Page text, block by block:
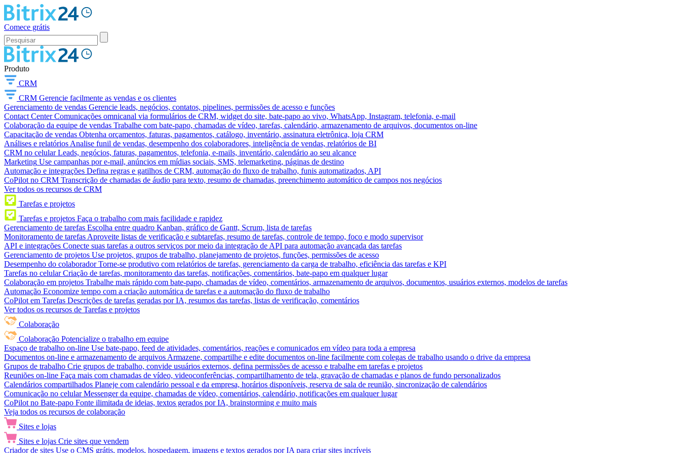
Comece grátis
Produto
CRM
CRM Gerencie facilmente as vendas e os clientes
Gerenciamento de vendas Gerencie leads, negócios, contatos, pipelines, permissões de acesso e funções
Contact Center Comunicações omnicanal via formulários de CRM, widget do site, bate-papo ao vivo, WhatsApp, Instagram, telefonia, e-mail
Colaboração da equipe de vendas Trabalhe com bate-papo, chamadas de vídeo, tarefas, calendário, armazenamento de arquivos, documentos on-line
Capacitação de vendas Obtenha orçamentos, faturas, pagamentos, catálogo, inventário, assinatura eletrônica, loja CRM
Análises e relatórios Analise funil de vendas, desempenho dos colaboradores, inteligência de vendas, relatórios de BI
CRM no celular Leads, negócios, faturas, pagamentos, telefonia, e-mails, inventário, calendário ao seu alcance
Marketing Use campanhas por e-mail, anúncios em mídias sociais, SMS, telemarketing, páginas de destino
Automação e integrações Defina regras e gatilhos de CRM, automação do fluxo de trabalho, funis automatizados, API
CoPilot no CRM Transcrição de chamadas de áudio para texto, resumo de chamadas, preenchimento automático de campos nos negócios
Ver todos os recursos de CRM
Tarefas e projetos
Tarefas e projetos Faça o trabalho com mais facilidade e rapidez
Gerenciamento de tarefas Escolha entre quadro Kanban, gráfico de Gantt, Scrum, lista de tarefas
Monitoramento de tarefas Aproveite listas de verificação e subtarefas, resumo de tarefas, controle de tempo, foco e modo supervisor
API e integrações Conecte suas tarefas a outros serviços por meio da integração de API para automação avançada das tarefas
Gerenciamento de projetos Use projetos, grupos de trabalho, planejamento de projetos, funções, permissões de acesso
Desempenho do colaborador Torne-se produtivo com relatórios de tarefas, gerenciamento da carga de trabalho, eficiência das tarefas e KPI
Tarefas no celular Criação de tarefas, monitoramento das tarefas, notificações, comentários, bate-papo em qualquer lugar
Colaboração em projetos Trabalhe mais rápido com bate-papo, chamadas de vídeo, comentários, armazenamento de arquivos, documentos, usuários externos, modelos de tarefas
Automação Economize tempo com a criação automática de tarefas e a automação do fluxo de trabalho
CoPilot em Tarefas Descrições de tarefas geradas por IA, resumos das tarefas, listas de verificação, comentários
Ver todos os recursos de Tarefas e projetos
Colaboração
Colaboração Potencialize o trabalho em equipe
Espaço de trabalho on-line Use bate-papo, feed de atividades, comentários, reações e comunicados em vídeo para toda a empresa
Documentos on-line e armazenamento de arquivos Armazene, compartilhe e edite documentos on-line facilmente com colegas de trabalho usando o drive da empresa
Grupos de trabalho Crie grupos de trabalho, convide usuários externos, defina permissões de acesso e trabalhe em tarefas e projetos
Reuniões on-line Faça mais com chamadas de vídeo, videoconferências, compartilhamento de tela, gravação de chamadas e planos de fundo personalizados
Calendários compartilhados Planeje com calendário pessoal e da empresa, horários disponíveis, reserva de sala de reunião, sincronização de calendários
Comunicação no celular Messenger da equipe, chamadas de vídeo, comentários, calendário, notificações em qualquer lugar
CoPilot no Bate-papo Fonte ilimitada de ideias, textos gerados por IA, brainstorming e muito mais
Veja todos os recursos de colaboração
Sites e lojas
Sites e lojas Crie sites que vendem
Criador de sites Use o CMS grátis, modelos, hospedagem, imagens e textos gerados por IA para criar sites incríveis